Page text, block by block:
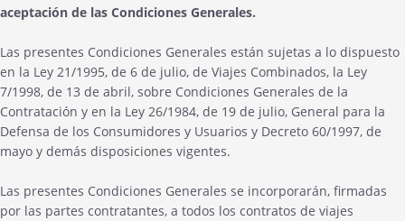
aceptación de las Condiciones Generales.
Las presentes Condiciones Generales están sujetas a lo dispuesto
en la Ley 21/1995, de 6 de julio, de Viajes Combinados, la Ley
7/1998, de 13 de abril, sobre Condiciones Generales de la
Contratación y en la Ley 26/1984, de 19 de julio, General para la
Defensa de los Consumidores y Usuarios y Decreto 60/1997, de
mayo y demás disposiciones vigentes.
Las presentes Condiciones Generales se incorporarán, firmadas
por las partes contratantes, a todos los contratos de viajes